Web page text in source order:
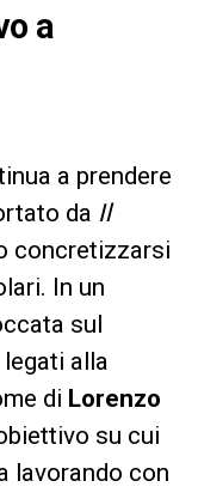
a
a prendere
da Il
concretizzarsi
In un
sul
alla
di Lorenzo
su cui
lavorando con